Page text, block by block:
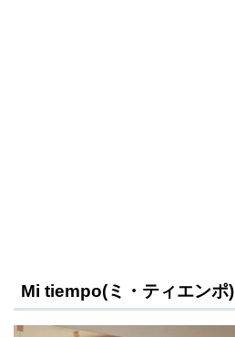
Mi tiempo(ミ・ティエンポ)